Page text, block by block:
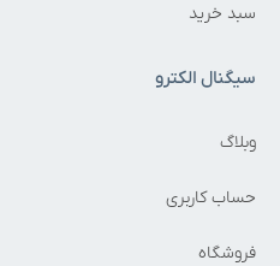
سبد خرید
سیگنال الکترو
وبلاگ
حساب کاربری
فروشگاه